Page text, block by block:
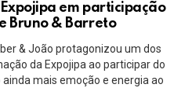
em participação
Bruno & Barreto
& João protagonizou um dos
da Expojipa ao participar do
mais emoção e energia ao